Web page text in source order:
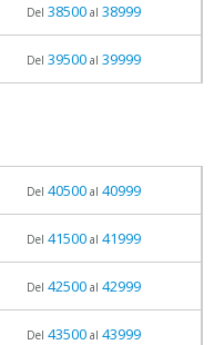
Del 38500al 38999
Del 39500al 39999
Del 40500al 40999
Del 41500al 41999
Del 42500al 42999
Del 43500al 43999